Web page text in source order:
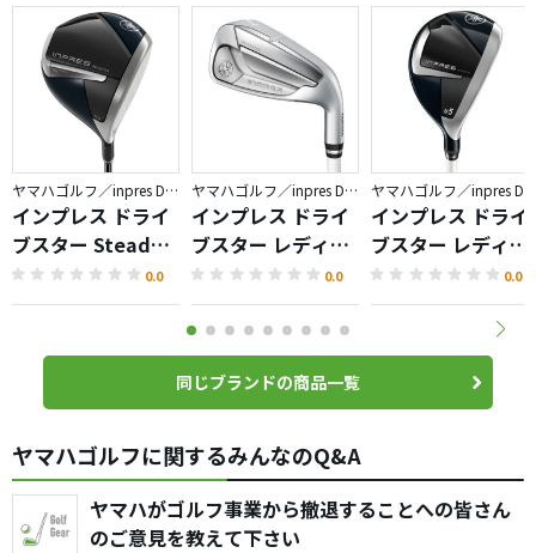
ヤマハゴルフ／inpres DRIVESTAR
インプレス ドライ
ブスター Steady
Version ドライバ
ー
0.0
ヤマハゴルフ／inpres DRIVESTAR
インプレス ドライ
ブスター レディー
ス アイアン
0.0
インプレス ドライ
ブスター レディー
ス ユーティリティ
0.0
同じブランドの商品一覧
ヤマハゴルフに関するみんなのQ&A
ヤマハがゴルフ事業から撤退することへの皆さん
のご意見を教えて下さい